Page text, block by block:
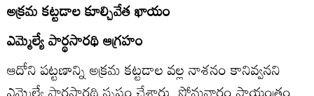
అక్రమ కట్టడాల కూల్చివేత ఖాయం
ఎమ్మెల్యే పార్థసారథి ఆగ్రహం
ఆదోని పట్టణాన్ని అక్రమ కట్టడాల వల్ల నాశనం కానివ్వనని